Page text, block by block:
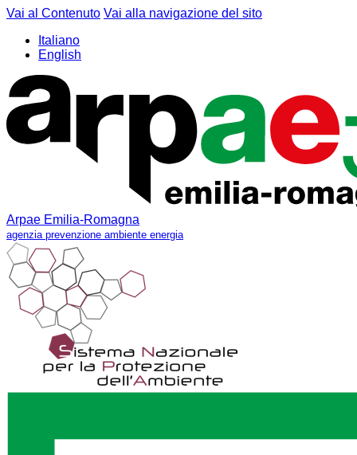
Vai al Contenuto Vai alla navigazione del sito
Italiano
English
Arpae Emilia-Romagna
agenzia prevenzione ambiente energia